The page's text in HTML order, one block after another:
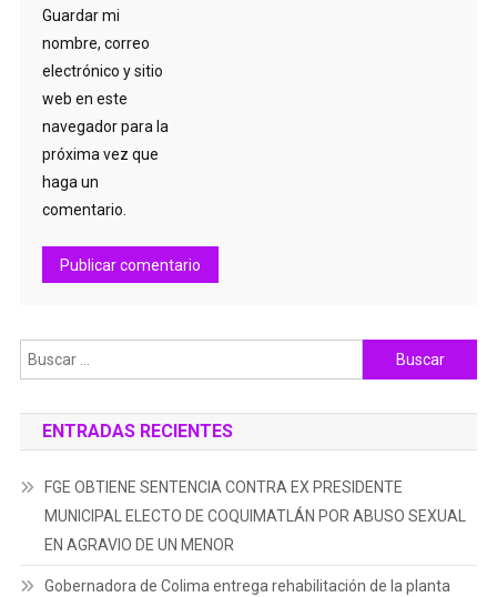
Guardar mi
nombre, correo
electrónico y sitio
web en este
navegador para la
próxima vez que
haga un
comentario.
Buscar:
ENTRADAS RECIENTES
FGE OBTIENE SENTENCIA CONTRA EX PRESIDENTE
MUNICIPAL ELECTO DE COQUIMATLÁN POR ABUSO SEXUAL
EN AGRAVIO DE UN MENOR
Gobernadora de Colima entrega rehabilitación de la planta